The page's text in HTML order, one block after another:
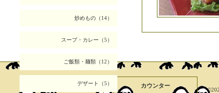
炒めもの（14）
スープ・カレー（5）
ご飯類・麺類（12）
デザート（5） カウンター